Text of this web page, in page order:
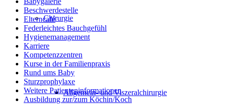
Chirurgie
Allgemein- und Viszeralchirurgie
Beschwerdestelle
Elterncafé
Federleichtes Bauchgefühl
Hygienemanagement
Karriere
Kompetenzzentren
Kurse in der Familienpraxis
Rund ums Baby
Sturzprophylaxe
Weitere Patienteninformationen
Ausbildung zur/zum Köchin/Koch